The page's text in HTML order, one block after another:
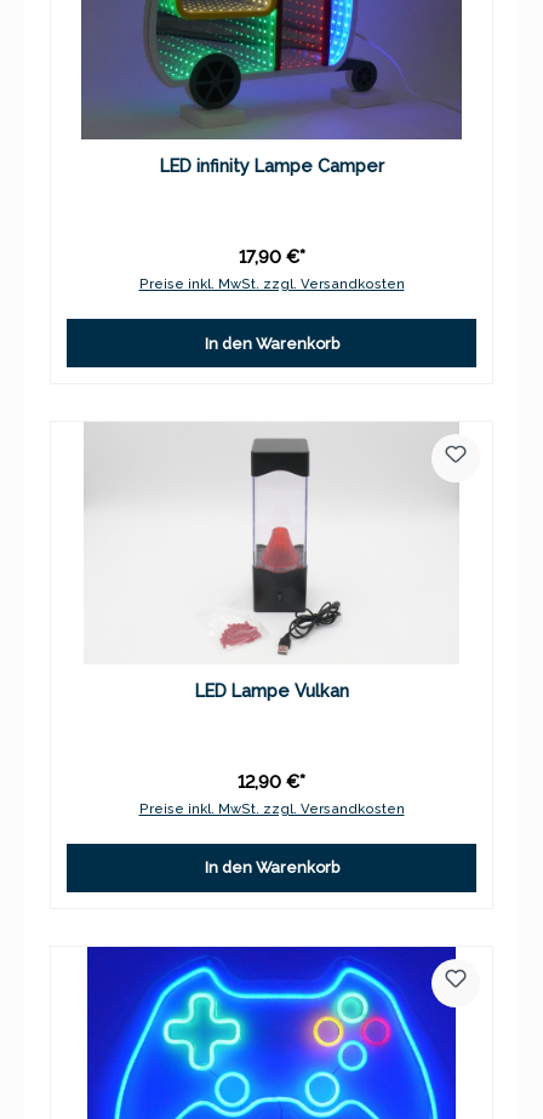
LED infinity Lampe Camper
17,90 €*
Preise inkl. MwSt. zzgl. Versandkosten
In den Warenkorb
LED Lampe Vulkan
12,90 €*
Preise inkl. MwSt. zzgl. Versandkosten
In den Warenkorb